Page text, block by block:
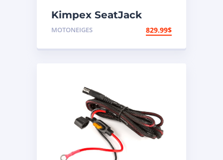
Kimpex SeatJack
Siège de passager
MOTONEIGES 829.99$